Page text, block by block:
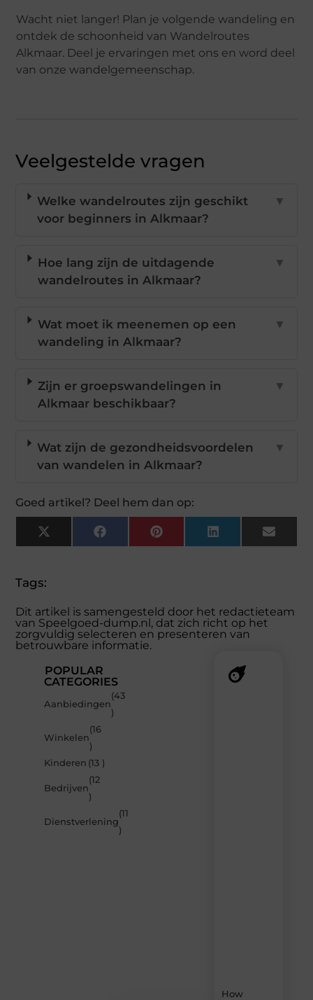
Wacht niet langer! Plan je volgende wandeling en
ontdek de schoonheid van Wandelroutes
Alkmaar. Deel je ervaringen met ons en word deel
van onze wandelgemeenschap.
Veelgestelde vragen
Welke wandelroutes zijn geschikt
voor beginners in Alkmaar?
▼
Hoe lang zijn de uitdagende
wandelroutes in Alkmaar?
▼
Wat moet ik meenemen op een
wandeling in Alkmaar?
▼
Zijn er groepswandelingen in
Alkmaar beschikbaar?
▼
Wat zijn de gezondheidsvoordelen
van wandelen in Alkmaar?
▼
Goed artikel? Deel hem dan op:
X
(Twitter)
FacebookPinterestLinkedInEmail
Tags:
Dit artikel is samengesteld door het redactieteam
van Speelgoed-dump.nl, dat zich richt op het
zorgvuldig selecteren en presenteren van
betrouwbare informatie.
POPULAR
CATEGORIES
Aanbiedingen
(43
)
Winkelen
(16
)
Kinderen (13 )
Bedrijven
(12
)
Dienstverlening
(11
)
How